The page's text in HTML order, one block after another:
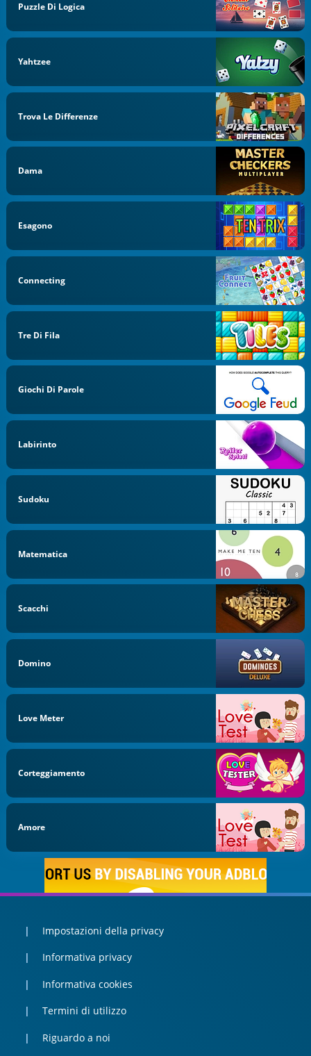
Puzzle Di Logica
Yahtzee
Trova Le Differenze
Dama
Esagono
Connecting
Tre Di Fila
Giochi Di Parole
Labirinto
Sudoku
Matematica
Scacchi
Domino
Love Meter
Corteggiamento
Amore
Impostazioni della privacy
Informativa privacy
Informativa cookies
Termini di utilizzo
Riguardo a noi